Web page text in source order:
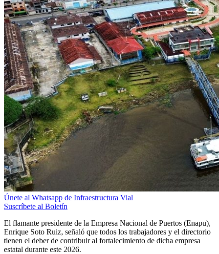
Únete al Whatsapp de Infraestructura Vial
Suscríbete al Boletín
El flamante presidente de la Empresa Nacional de Puertos (Enapu),
Enrique Soto Ruiz, señaló que todos los trabajadores y el directorio
tienen el deber de contribuir al fortalecimiento de dicha empresa
estatal durante este 2026.